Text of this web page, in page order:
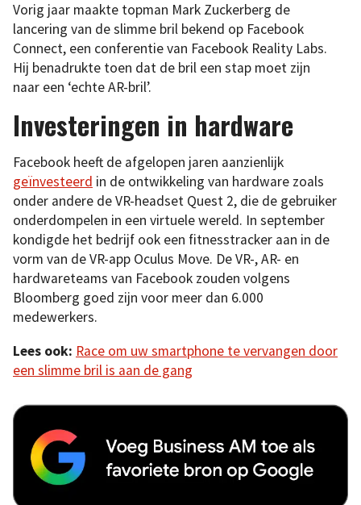
Vorig jaar maakte topman Mark Zuckerberg de
lancering van de slimme bril bekend op Facebook
Connect, een conferentie van Facebook Reality Labs.
Hij benadrukte toen dat de bril een stap moet zijn
naar een ‘echte AR-bril’.
Investeringen in hardware
Facebook heeft de afgelopen jaren aanzienlijk
geïnvesteerd in de ontwikkeling van hardware zoals
onder andere de VR-headset Quest 2, die de gebruiker
onderdompelen in een virtuele wereld. In september
kondigde het bedrijf ook een fitnesstracker aan in de
vorm van de VR-app Oculus Move. De VR-, AR- en
hardwareteams van Facebook zouden volgens
Bloomberg goed zijn voor meer dan 6.000
medewerkers.
Lees ook: Race om uw smartphone te vervangen door
een slimme bril is aan de gang